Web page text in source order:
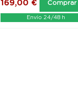
169,00 € Comprar
Envío 24/48 h